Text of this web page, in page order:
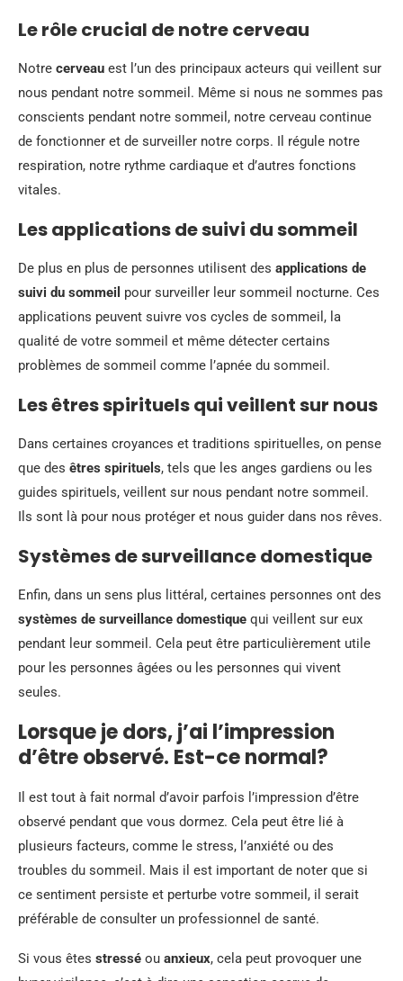
Le rôle crucial de notre cerveau
Notre cerveau est l’un des principaux acteurs qui veillent sur
nous pendant notre sommeil. Même si nous ne sommes pas
conscients pendant notre sommeil, notre cerveau continue
de fonctionner et de surveiller notre corps. Il régule notre
respiration, notre rythme cardiaque et d’autres fonctions
vitales.
Les applications de suivi du sommeil
De plus en plus de personnes utilisent des applications de
suivi du sommeil pour surveiller leur sommeil nocturne. Ces
applications peuvent suivre vos cycles de sommeil, la
qualité de votre sommeil et même détecter certains
problèmes de sommeil comme l’apnée du sommeil.
Les êtres spirituels qui veillent sur nous
Dans certaines croyances et traditions spirituelles, on pense
que des êtres spirituels, tels que les anges gardiens ou les
guides spirituels, veillent sur nous pendant notre sommeil.
Ils sont là pour nous protéger et nous guider dans nos rêves.
Systèmes de surveillance domestique
Enfin, dans un sens plus littéral, certaines personnes ont des
systèmes de surveillance domestique qui veillent sur eux
pendant leur sommeil. Cela peut être particulièrement utile
pour les personnes âgées ou les personnes qui vivent
seules.
Lorsque je dors, j’ai l’impression
d’être observé. Est-ce normal?
Il est tout à fait normal d’avoir parfois l’impression d’être
observé pendant que vous dormez. Cela peut être lié à
plusieurs facteurs, comme le stress, l’anxiété ou des
troubles du sommeil. Mais il est important de noter que si
ce sentiment persiste et perturbe votre sommeil, il serait
préférable de consulter un professionnel de santé.
Si vous êtes stressé ou anxieux, cela peut provoquer une